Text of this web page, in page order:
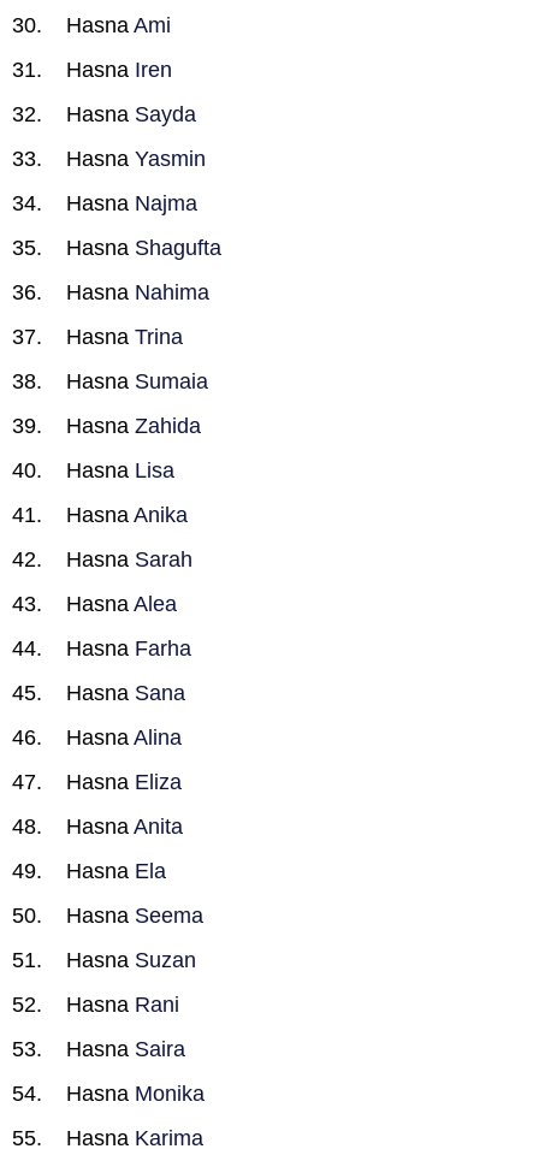
Hasna Ami
Hasna Iren
Hasna Sayda
Hasna Yasmin
Hasna Najma
Hasna Shagufta
Hasna Nahima
Hasna Trina
Hasna Sumaia
Hasna Zahida
Hasna Lisa
Hasna Anika
Hasna Sarah
Hasna Alea
Hasna Farha
Hasna Sana
Hasna Alina
Hasna Eliza
Hasna Anita
Hasna Ela
Hasna Seema
Hasna Suzan
Hasna Rani
Hasna Saira
Hasna Monika
Hasna Karima